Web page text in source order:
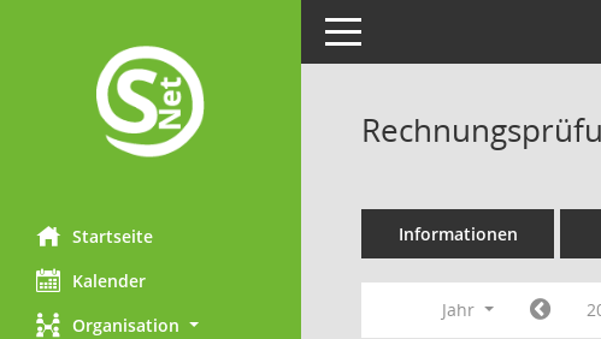
Startseite
Kalender
Organisation
Toggle navigation
Informationen
Jahr